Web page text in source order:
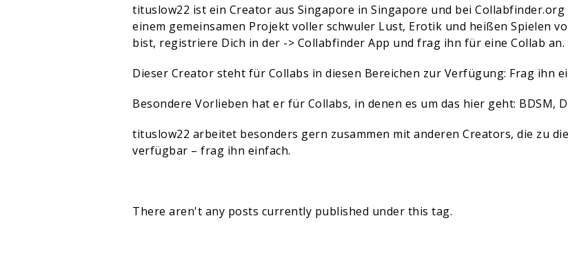
tituslow22 ist ein Creator aus Singapore in Singapore und bei
einem gemeinsamen Projekt voller schwuler Lust, Erotik und heißen Spielen
bist, registriere Dich in der -> Collabfinder App und frag ihn für eine Collab an.
Dieser Creator steht für Collabs in diesen Bereichen zur Verfügung: Frag ihn
Besondere Vorlieben hat er für Collabs, in denen es um das hier geht: BDSM,
tituslow22 arbeitet besonders gern zusammen mit anderen Creators, die zu
verfügbar – frag ihn einfach.
There aren't any posts currently published under this tag.